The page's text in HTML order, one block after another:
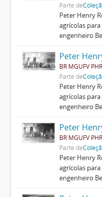
Parte de
Peter Henry
agrícolas
engenheiro
BR MGUFV
Parte de
Peter Henry
agrícolas
engenheiro
BR MGUFV
Parte de
Peter Henry
agrícolas
engenheiro